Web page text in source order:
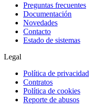
Preguntas frecuentes
Documentación
Novedades
Contacto
Estado de sistemas
Legal
Política de privacidad
Contratos
Política de cookies
Reporte de abusos